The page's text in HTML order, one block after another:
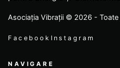
Asociația Vibrații © 2026 - Toate
Facebook Instagram
NAVIGARE